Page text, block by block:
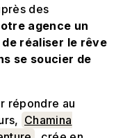
des
agence un
réaliser le rêve
se soucier de
répondre au
Chamina